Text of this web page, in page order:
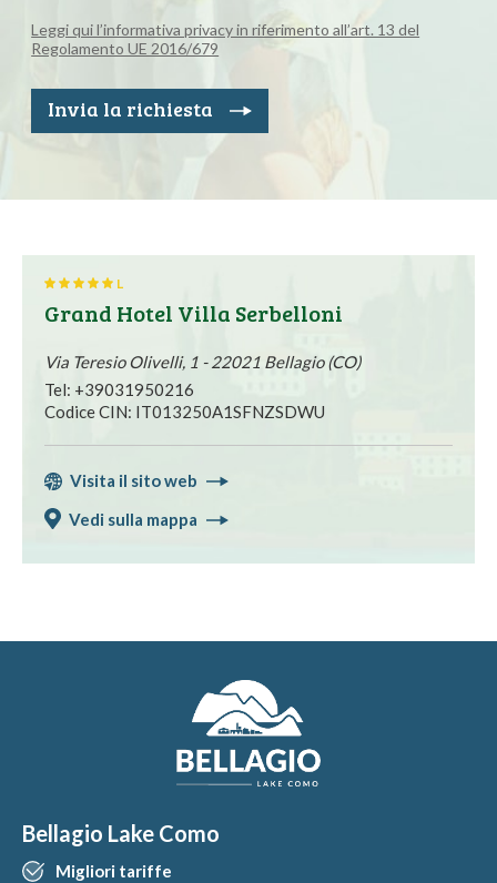
Leggi qui l’informativa privacy in riferimento all’art. 13 del
Regolamento UE 2016/679
Invia la richiesta
L
Grand Hotel Villa Serbelloni
Via Teresio Olivelli, 1 - 22021 Bellagio (CO)
Tel: +39031950216
Codice CIN: IT013250A1SFNZSDWU
Visita il sito web
Vedi sulla mappa
Bellagio Lake Como
Migliori tariffe